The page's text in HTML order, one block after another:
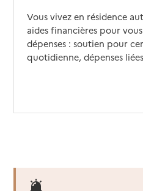
Vous vivez en résidence
aides financières pour
dépenses : soutien pour
quotidienne, dépenses